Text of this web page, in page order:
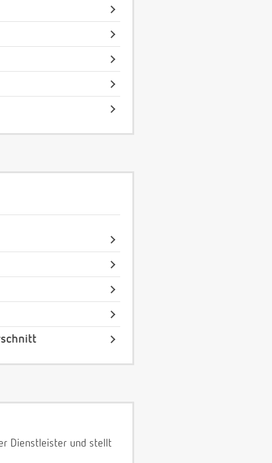
Dienstleister und stellt